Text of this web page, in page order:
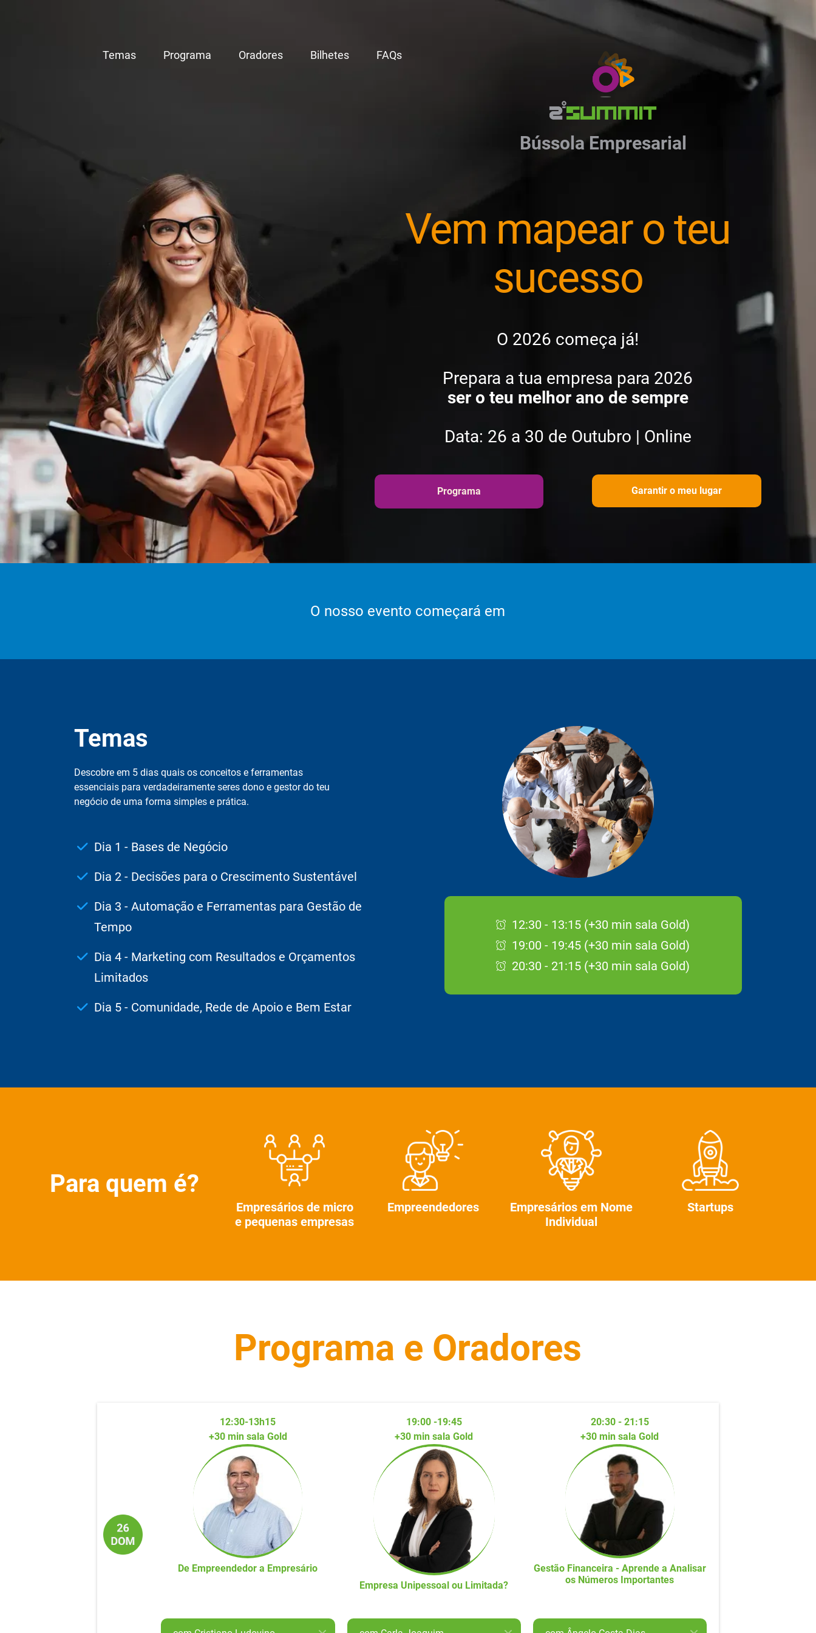
Temas Programa Oradores Bilhetes FAQs
Bússola Empresarial
Vem mapear o teu
sucesso
O 2026 começa já!
Prepara a tua empresa para 2026
ser o teu melhor ano de sempre
Data: 26 a 30 de Outubro | Online
Programa Garantir o meu lugar
O nosso evento começará em
Temas
Descobre em 5 dias quais os conceitos e ferramentas
essenciais para verdadeiramente seres dono e gestor do teu
negócio de uma forma simples e prática.
Dia 1 - Bases de Negócio
Dia 2 - Decisões para o Crescimento Sustentável
Dia 3 - Automação e Ferramentas para Gestão de
Tempo
Dia 4 - Marketing com Resultados e Orçamentos
Limitados
Dia 5 - Comunidade, Rede de Apoio e Bem Estar
12:30 - 13:15 (+30 min sala Gold)
19:00 - 19:45 (+30 min sala Gold)
20:30 - 21:15 (+30 min sala Gold)
Para quem é?
Empresários de micro
e pequenas empresas
Empreendedores
Empresários em Nome
Individual
Startups
Programa e Oradores
12:30-13h15
+30 min sala Gold
De Empreendedor a Empresário
19:00 -19:45
+30 min sala Gold
Empresa Unipessoal ou Limitada?
20:30 - 21:15
+30 min sala Gold
Gestão Financeira - Aprende a Analisar
os Números Importantes